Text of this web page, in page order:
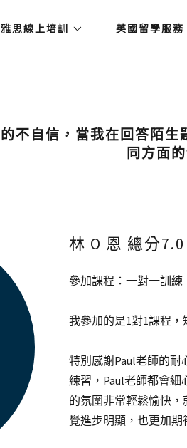
雅思線上培訓 英國留學服務
不自信，當我在回答陌
同方面
林 O 恩 總分
參加課程：一對一訓練
我參加的是1對1課程，
特別感謝Paul老師的耐
練習，Paul老師都會
的氛圍非常輕鬆愉快
覺進步明顯，也更加期